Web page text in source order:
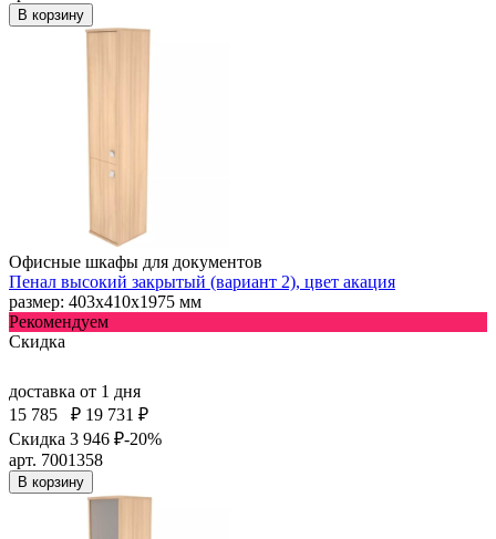
В корзину
Офисные шкафы для документов
Пенал высокий закрытый (вариант 2), цвет акация
размер: 403х410х1975 мм
Рекомендуем
Скидка
доставка от 1 дня
15 785
₽ 19 731 ₽
Скидка 3 946 ₽-20%
арт. 7001358
В корзину